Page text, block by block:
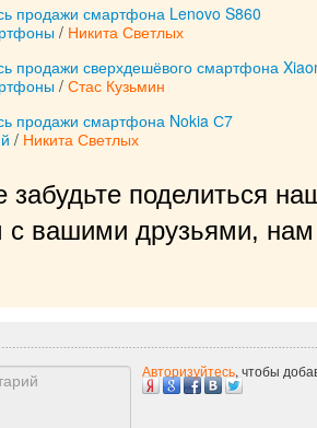
продажи смартфона Lenovo S860
/ Никита Светлых
продажи сверхдешёвого смартфона
/ Стас Кузьмин
продажи смартфона Nokia С7
/ Никита Светлых
забудьте поделиться
с вашими друзьями, нам